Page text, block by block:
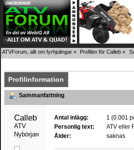
ATVForum, allt om fyrhjulingar » Profilen för Calleb »
Profilinformation
Sammanfattning
ATV
Nybörjare
Antal inlägg:
1 (0.001
Personlig text:
ATV eller
Ålder:
saknas